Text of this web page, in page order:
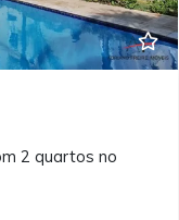
2 quartos no